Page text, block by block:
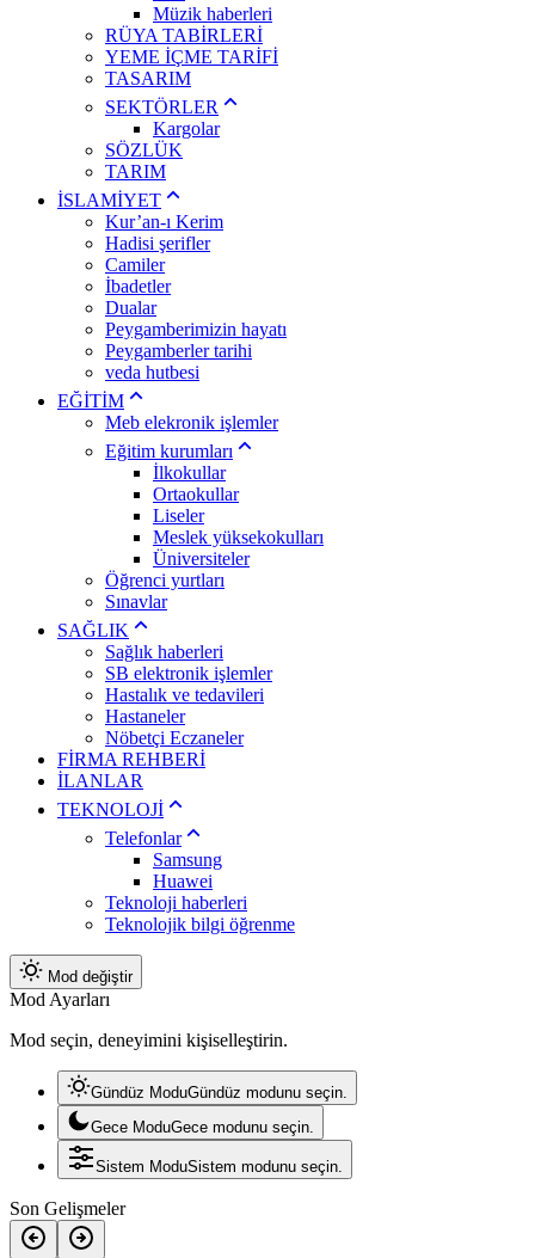
Müzik haberleri
RÜYA TABİRLERİ
YEME İÇME TARİFİ
TASARIM
SEKTÖRLER
Kargolar
SÖZLÜK
TARIM
İSLAMİYET
Kur’an-ı Kerim
Hadisi şerifler
Camiler
İbadetler
Dualar
Peygamberimizin hayatı
Peygamberler tarihi
veda hutbesi
EĞİTİM
Meb elekronik işlemler
Eğitim kurumları
İlkokullar
Ortaokullar
Liseler
Meslek yüksekokulları
Üniversiteler
Öğrenci yurtları
Sınavlar
SAĞLIK
Sağlık haberleri
SB elektronik işlemler
Hastalık ve tedavileri
Hastaneler
Nöbetçi Eczaneler
FİRMA REHBERİ
İLANLAR
TEKNOLOJİ
Telefonlar
Samsung
Huawei
Teknoloji haberleri
Teknolojik bilgi öğrenme
Mod değiştir
Mod Ayarları
Mod seçin, deneyimini kişiselleştirin.
Gündüz ModuGündüz modunu seçin.
Gece ModuGece modunu seçin.
Sistem ModuSistem modunu seçin.
Son Gelişmeler